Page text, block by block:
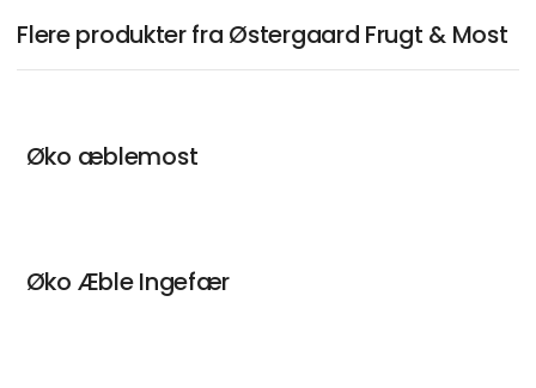
Flere produkter fra Østergaard Frugt & Most
Øko æblemost
Øko Æble Ingefær